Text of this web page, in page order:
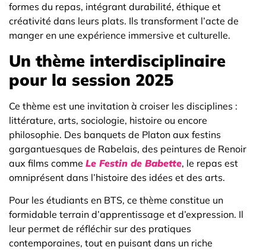
formes du repas, intégrant durabilité, éthique et
créativité dans leurs plats. Ils transforment l’acte de
manger en une expérience immersive et culturelle.
Un thème interdisciplinaire
pour la session 2025
Ce thème est une invitation à croiser les disciplines :
littérature, arts, sociologie, histoire ou encore
philosophie. Des banquets de Platon aux festins
gargantuesques de Rabelais, des peintures de Renoir
aux films comme Le Festin de Babette, le repas est
omniprésent dans l’histoire des idées et des arts.
Pour les étudiants en BTS, ce thème constitue un
formidable terrain d’apprentissage et d’expression. Il
leur permet de réfléchir sur des pratiques
contemporaines, tout en puisant dans un riche